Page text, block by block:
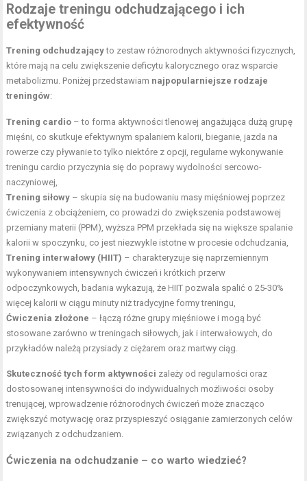
Rodzaje treningu odchudzającego i ich
efektywność
Trening odchudzającyto zestaw różnorodnych aktywności fizycznych,
które mają na celu zwiększenie deficytu kalorycznego oraz wsparcie
metabolizmu. Poniżej przedstawiam najpopularniejsze rodzaje
treningów:
Trening cardio – to forma aktywności tlenowej angażująca dużą grupę
mięśni, co skutkuje efektywnym spalaniem kalorii, bieganie, jazda na
rowerze czy pływanie to tylko niektóre z opcji, regularne wykonywanie
treningu cardio przyczynia się do poprawy wydolności sercowo-
naczyniowej,
Trening siłowy – skupia się na budowaniu masy mięśniowej poprzez
ćwiczenia z obciążeniem, co prowadzi do zwiększenia podstawowej
przemiany materii (PPM), wyższa PPM przekłada się na większe spalanie
kalorii w spoczynku, co jest niezwykle istotne w procesie odchudzania,
Trening interwałowy (HIIT) – charakteryzuje się naprzemiennym
wykonywaniem intensywnych ćwiczeń i krótkich przerw
odpoczynkowych, badania wykazują, że HIIT pozwala spalić o 25-30%
więcej kalorii w ciągu minuty niż tradycyjne formy treningu,
Ćwiczenia złożone – łączą różne grupy mięśniowe i mogą być
stosowane zarówno w treningach siłowych, jak i interwałowych, do
przykładów należą przysiady z ciężarem oraz martwy ciąg.
Skuteczność tych form aktywności zależy od regularności oraz
dostosowanej intensywności do indywidualnych możliwości osoby
trenującej, wprowadzenie różnorodnych ćwiczeń może znacząco
zwiększyć motywację oraz przyspieszyć osiąganie zamierzonych celów
związanych z odchudzaniem.
Ćwiczenia na odchudzanie – co warto wiedzieć?